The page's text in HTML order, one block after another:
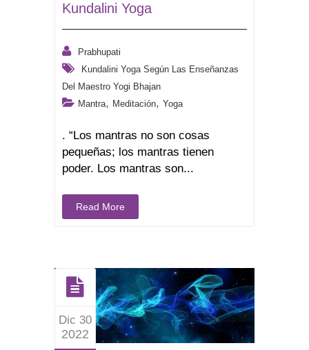
Kundalini Yoga
Prabhupati
Kundalini Yoga Según Las Enseñanzas
Del Maestro Yogi Bhajan
Mantra, Meditación, Yoga
. “Los mantras no son cosas
pequeñas; los mantras tienen
poder. Los mantras son...
Read More
Dic 30
2022